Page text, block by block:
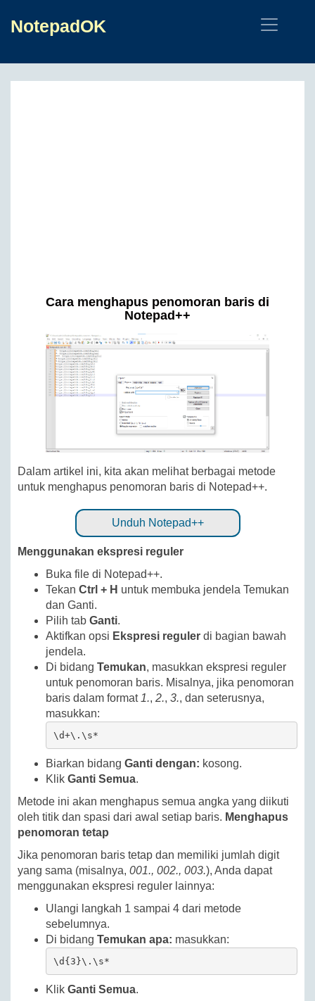
NotepadOK
Cara menghapus penomoran baris di
Notepad++
Dalam artikel ini, kita akan melihat berbagai metode
untuk menghapus penomoran baris di Notepad++.
Unduh Notepad++
Menggunakan ekspresi reguler
Buka file di Notepad++.
Tekan Ctrl + H untuk membuka jendela Temukan
dan Ganti.
Pilih tab Ganti.
Aktifkan opsi Ekspresi reguler di bagian bawah
jendela.
Di bidang Temukan, masukkan ekspresi reguler
untuk penomoran baris. Misalnya, jika penomoran
baris dalam format 1., 2., 3., dan seterusnya,
masukkan:
\d+\.\s*
Biarkan bidang Ganti dengan: kosong.
Klik Ganti Semua.
Metode ini akan menghapus semua angka yang diikuti
oleh titik dan spasi dari awal setiap baris. Menghapus
penomoran tetap
Jika penomoran baris tetap dan memiliki jumlah digit
yang sama (misalnya, 001., 002., 003.), Anda dapat
menggunakan ekspresi reguler lainnya:
Ulangi langkah 1 sampai 4 dari metode
sebelumnya.
Di bidang Temukan apa: masukkan:
\d{3}\.\s*
Klik Ganti Semua.